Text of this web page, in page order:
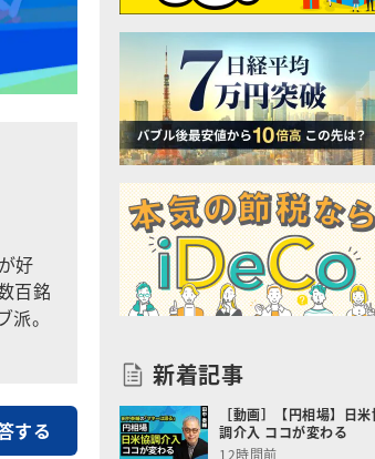
好
百銘
。
する
新着記事
［動画］【円相場】日米
調介入 ココが変わる
12時間前